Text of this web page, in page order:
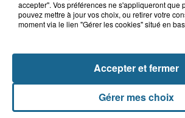
NOS AUTRES
accepter". Vos préférences ne s'appliqueront que
pouvez mettre à jour vos choix, ou retirer votre
moment via le lien "Gérer les cookies" situé en
Gérer mes choix
Accepter et fermer